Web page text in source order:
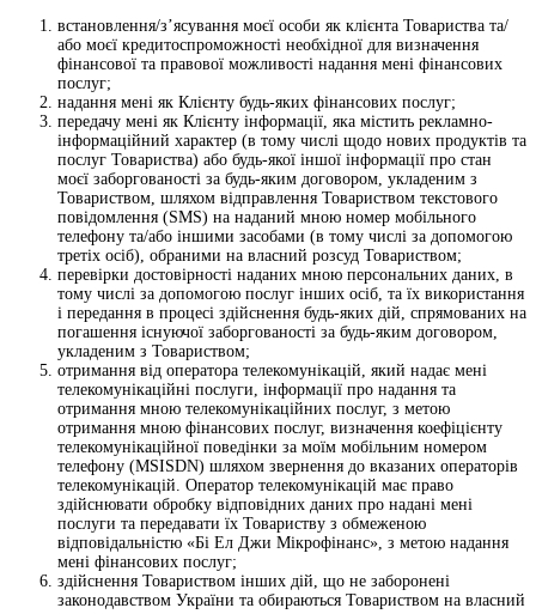
встановлення/з’ясування моєї особи як клієнта Товариства та/
або моєї кредитоспроможності необхідної для визначення
фінансової та правової можливості надання мені фінансових
послуг;
надання мені як Клієнту будь-яких фінансових послуг;
передачу мені як Клієнту інформації, яка містить рекламно-
інформаційний характер (в тому числі щодо нових продуктів та
послуг Товариства) або будь-якої іншої інформації про стан
моєї заборгованості за будь-яким договором, укладеним з
Товариством, шляхом відправлення Товариством текстового
повідомлення (SMS) на наданий мною номер мобільного
телефону та/або іншими засобами (в тому числі за допомогою
третіх осіб), обраними на власний розсуд Товариством;
перевірки достовірності наданих мною персональних даних, в
тому числі за допомогою послуг інших осіб, та їх використання
і передання в процесі здійснення будь-яких дій, спрямованих на
погашення існуючої заборгованості за будь-яким договором,
укладеним з Товариством;
отримання від оператора телекомунікацій, який надає мені
телекомунікаційні послуги, інформації про надання та
отримання мною телекомунікаційних послуг, з метою
отримання мною фінансових послуг, визначення коефіцієнту
телекомунікаційної поведінки за моїм мобільним номером
телефону (MSISDN) шляхом звернення до вказаних операторів
телекомунікацій. Оператор телекомунікацій має право
здійснювати обробку відповідних даних про надані мені
послуги та передавати їх Товариству з обмеженою
відповідальністю «Бі Ел Джи Мікрофінанс», з метою надання
мені фінансових послуг;
здійснення Товариством інших дій, що не заборонені
законодавством України та обираються Товариством на власний